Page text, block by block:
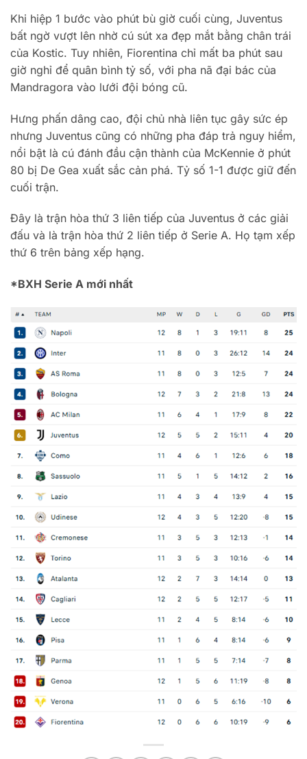
Khi hiệp 1 bước vào phút bù giờ cuối cùng, Juventus
bất ngờ vượt lên nhờ cú sút xa đẹp mắt bằng chân trái
của Kostic. Tuy nhiên, Fiorentina chỉ mất ba phút sau
giờ nghỉ để quân bình tỷ số, với pha nã đại bác của
Mandragora vào lưới đội bóng cũ.
Hưng phấn dâng cao, đội chủ nhà liên tục gây sức ép
nhưng Juventus cũng có những pha đáp trả nguy hiểm,
nổi bật là cú đánh đầu cận thành của McKennie ở phút
80 bị De Gea xuất sắc cản phá. Tỷ số 1-1 được giữ đến
cuối trận.
Đây là trận hòa thứ 3 liên tiếp của Juventus ở các giải
đấu và là trận hòa thứ 2 liên tiếp ở Serie A. Họ tạm xếp
thứ 6 trên bảng xếp hạng.
*BXH Serie A mới nhất